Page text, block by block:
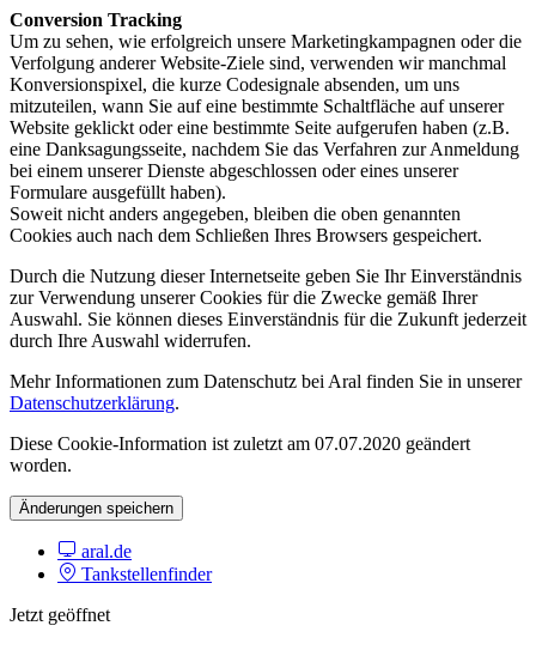
Conversion Tracking
Um zu sehen, wie erfolgreich unsere Marketingkampagnen oder die
Verfolgung anderer Website-Ziele sind, verwenden wir manchmal
Konversionspixel, die kurze Codesignale absenden, um uns
mitzuteilen, wann Sie auf eine bestimmte Schaltfläche auf unserer
Website geklickt oder eine bestimmte Seite aufgerufen haben (z.B.
eine Danksagungsseite, nachdem Sie das Verfahren zur Anmeldung
bei einem unserer Dienste abgeschlossen oder eines unserer
Formulare ausgefüllt haben).
Soweit nicht anders angegeben, bleiben die oben genannten
Cookies auch nach dem Schließen Ihres Browsers gespeichert.
Durch die Nutzung dieser Internetseite geben Sie Ihr Einverständnis
zur Verwendung unserer Cookies für die Zwecke gemäß Ihrer
Auswahl. Sie können dieses Einverständnis für die Zukunft jederzeit
durch Ihre Auswahl widerrufen.
Mehr Informationen zum Datenschutz bei Aral finden Sie in unserer
Datenschutzerklärung.
Diese Cookie-Information ist zuletzt am 07.07.2020 geändert
worden.
Änderungen speichern
aral.de
Tankstellenfinder
Jetzt geöffnet